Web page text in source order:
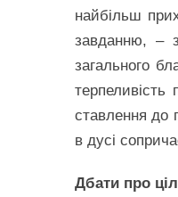
найбільш
завданню, –
загального
терпеливість
ставлення до
в дусі
Дбати про